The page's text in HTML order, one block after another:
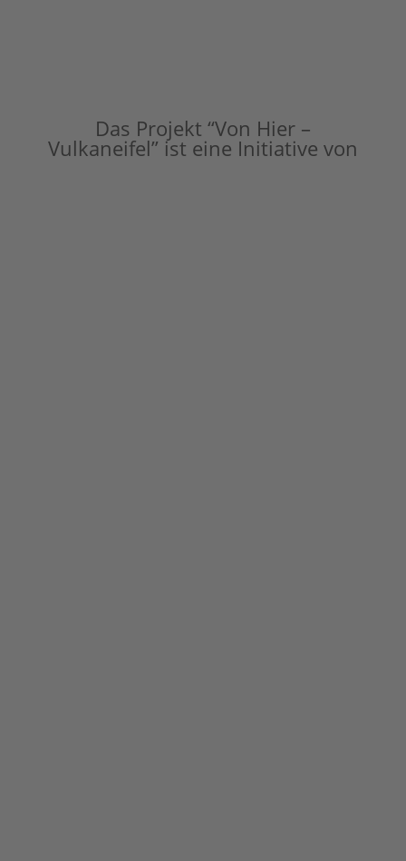
Das Projekt “Von Hier –
Vulkaneifel” ist eine Initiative von